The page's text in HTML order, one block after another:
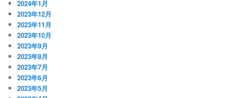
2024年1月
2023年12月
2023年11月
2023年10月
2023年9月
2023年8月
2023年7月
2023年6月
2023年5月